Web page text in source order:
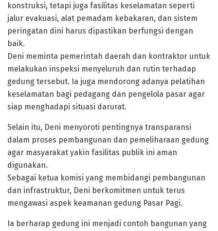
konstruksi, tetapi juga fasilitas keselamatan seperti
jalur evakuasi, alat pemadam kebakaran, dan sistem
peringatan dini harus dipastikan berfungsi dengan
baik.
Deni meminta pemerintah daerah dan kontraktor untuk
melakukan inspeksi menyeluruh dan rutin terhadap
gedung tersebut. Ia juga mendorong adanya pelatihan
keselamatan bagi pedagang dan pengelola pasar agar
siap menghadapi situasi darurat.
Selain itu, Deni menyoroti pentingnya transparansi
dalam proses pembangunan dan pemeliharaan gedung
agar masyarakat yakin fasilitas publik ini aman
digunakan.
Sebagai ketua komisi yang membidangi pembangunan
dan infrastruktur, Deni berkomitmen untuk terus
mengawasi aspek keamanan gedung Pasar Pagi.
Ia berharap gedung ini menjadi contoh bangunan yang